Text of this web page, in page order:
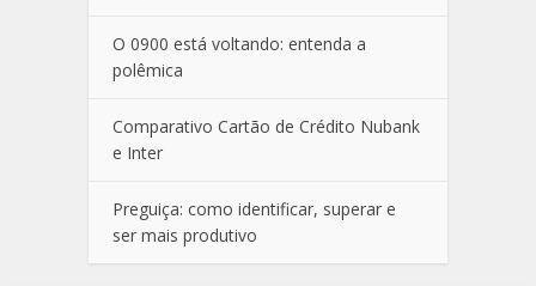
O 0900 está voltando: entenda a
polêmica
Comparativo Cartão de Crédito Nubank
e Inter
Preguiça: como identificar, superar e
ser mais produtivo